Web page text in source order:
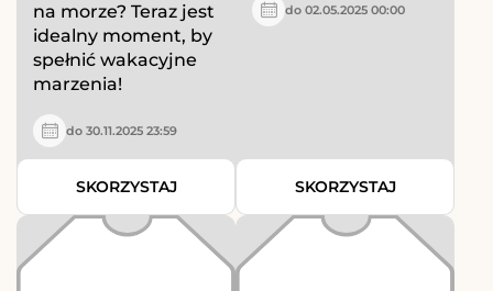
na morze? Teraz jest
idealny moment, by
spełnić wakacyjne
marzenia!
do 30.11.2025 23:59
SKORZYSTAJ
do 02.05.2025 00:00
SKORZYSTAJ